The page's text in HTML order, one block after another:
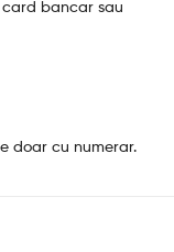
bancar sau
doar cu numerar.